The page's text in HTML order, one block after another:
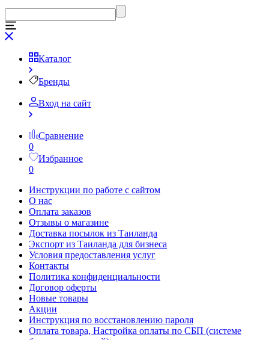
Каталог
Бренды
Вход на сайт
Сравнение
0
Избранное
0
Инструкции по работе с сайтом
О нас
Оплата заказов
Отзывы о магазине
Доставка посылок из Таиланда
Экспорт из Таиланда для бизнеса
Условия предоставления услуг
Контакты
Политика конфиденциальности
Договор оферты
Новые товары
Акции
Инструкция по восстановлению пароля
Оплата товара, Настройка оплаты по СБП (системе